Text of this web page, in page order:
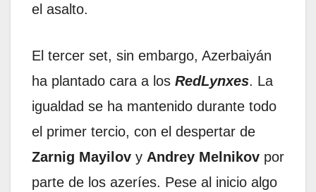
el asalto.
El tercer set, sin embargo, Azerbaiyán
ha plantado cara a los RedLynxes. La
igualdad se ha mantenido durante todo
el primer tercio, con el despertar de
Zarnig Mayilov y Andrey Melnikov por
parte de los azeríes. Pese al inicio algo